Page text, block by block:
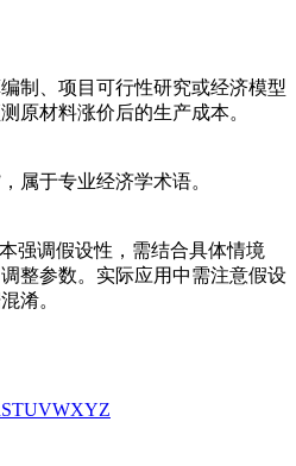
制、项目可行性研究或经济模型
原材料涨价后的生产成本。
属于专业经济学术语。
强调假设性，需结合具体情境
整参数。实际应用中需注意假设
淆。
STUVWXYZ